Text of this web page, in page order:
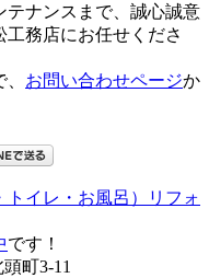
テナンスまで、誠心誠意
務店にお任せくださ
お問い合わせページか
イレ・お風呂）リフォ
です！
町3-11